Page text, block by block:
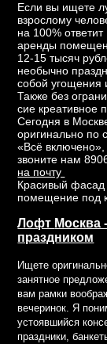
Если вы ищете
взрослому
на 100%
аренды
12-15 тысяч
необычно
собой угощения
Также без
сие креативное
Сегодня в
оригинально по
«Всё
звоните нам
на почту
Красивый фасад
помещение под
Лофт Москва -
праздником
Ищете
занятное
вам рамки
вечеринок. Я
устоявшийся
праздники,